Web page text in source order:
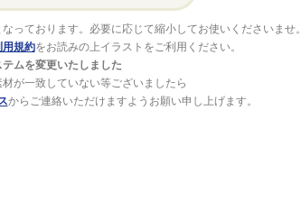
ております。必要に応じて縮小してお使いくださいませ。
用規約をお読みの上イラストをご利用ください。
ムを変更いたしました
が一致していない等ございましたら
からご連絡いただけますようお願い申し上げます。